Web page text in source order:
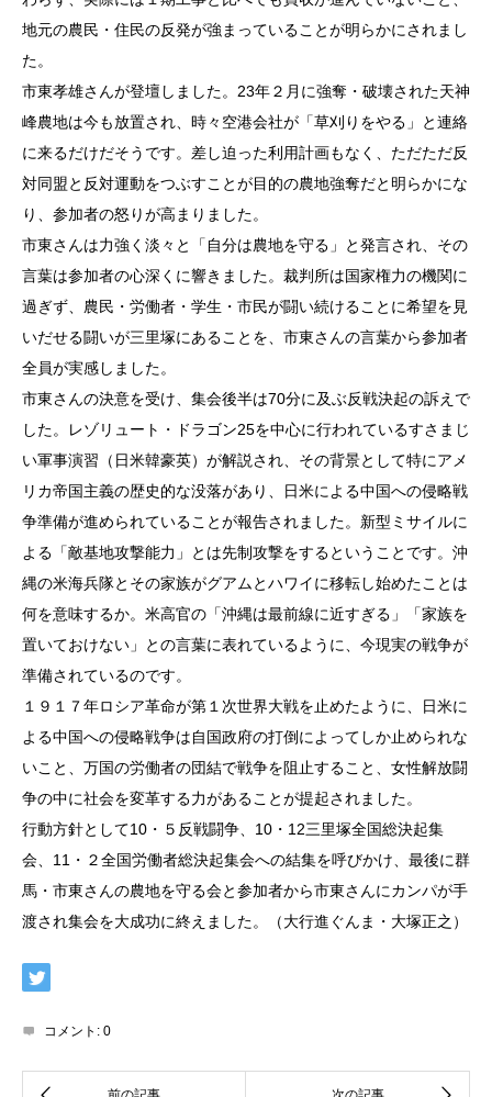
地元の農民・住民の反発が強まっていることが明らかにされまし
た。
市東孝雄さんが登壇しました。23年２月に強奪・破壊された天神
峰農地は今も放置され、時々空港会社が「草刈りをやる」と連絡
に来るだけだそうです。差し迫った利用計画もなく、ただただ反
対同盟と反対運動をつぶすことが目的の農地強奪だと明らかにな
り、参加者の怒りが高まりました。
市東さんは力強く淡々と「自分は農地を守る」と発言され、その
言葉は参加者の心深くに響きました。裁判所は国家権力の機関に
過ぎず、農民・労働者・学生・市民が闘い続けることに希望を見
いだせる闘いが三里塚にあることを、市東さんの言葉から参加者
全員が実感しました。
市東さんの決意を受け、集会後半は70分に及ぶ反戦決起の訴えで
した。レゾリュート・ドラゴン25を中心に行われているすさまじ
い軍事演習（日米韓豪英）が解説され、その背景として特にアメ
リカ帝国主義の歴史的な没落があり、日米による中国への侵略戦
争準備が進められていることが報告されました。新型ミサイルに
よる「敵基地攻撃能力」とは先制攻撃をするということです。沖
縄の米海兵隊とその家族がグアムとハワイに移転し始めたことは
何を意味するか。米高官の「沖縄は最前線に近すぎる」「家族を
置いておけない」との言葉に表れているように、今現実の戦争が
準備されているのです。
１９１７年ロシア革命が第１次世界大戦を止めたように、日米に
よる中国への侵略戦争は自国政府の打倒によってしか止められな
いこと、万国の労働者の団結で戦争を阻止すること、女性解放闘
争の中に社会を変革する力があることが提起されました。
行動方針として10・５反戦闘争、10・12三里塚全国総決起集
会、11・２全国労働者総決起集会への結集を呼びかけ、最後に群
馬・市東さんの農地を守る会と参加者から市東さんにカンパが手
渡され集会を大成功に終えました。（大行進ぐんま・大塚正之）
コメント: 0